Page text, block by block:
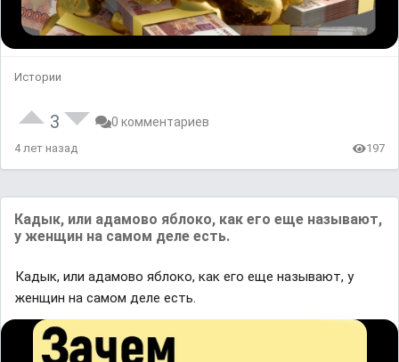
Истории
3 0 комментариев
4 лет назад 197
Кадык, или адамово яблоко, как его еще называют,
у женщин на самом деле есть.
Кадык, или адамово яблоко, как его еще называют, у
женщин на самом деле есть.